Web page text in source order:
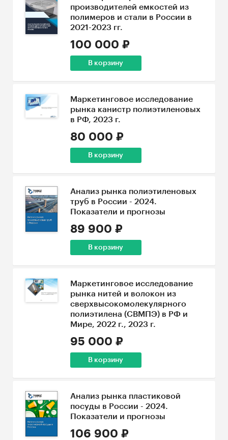
производителей емкостей из
полимеров и стали в России в
2021-2023 гг.
100 000 ₽
В корзину
Маркетинговое исследование
рынка канистр полиэтиленовых
в РФ, 2023 г.
80 000 ₽
В корзину
Анализ рынка полиэтиленовых
труб в России - 2024.
Показатели и прогнозы
89 900 ₽
В корзину
Маркетинговое исследование
рынка нитей и волокон из
сверхвысокомолекулярного
полиэтилена (СВМПЭ) в РФ и
Мире, 2022 г., 2023 г.
95 000 ₽
В корзину
Анализ рынка пластиковой
посуды в России - 2024.
Показатели и прогнозы
106 900 ₽